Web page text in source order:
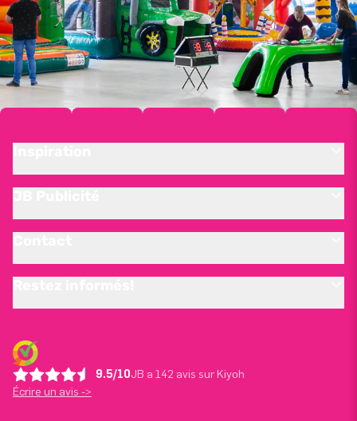
9.5/10JB a 142 avis sur Kiyoh
Écrire un avis ->